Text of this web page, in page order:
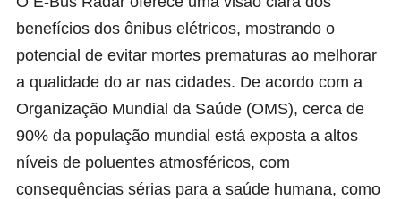
benefícios dos ônibus elétricos, mostrando o
potencial de evitar mortes prematuras ao melhorar
a qualidade do ar nas cidades. De acordo com a
Organização Mundial da Saúde (OMS), cerca de
90% da população mundial está exposta a altos
níveis de poluentes atmosféricos, com
consequências sérias para a saúde humana, como